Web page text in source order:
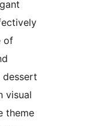
of
dessert
visual
theme